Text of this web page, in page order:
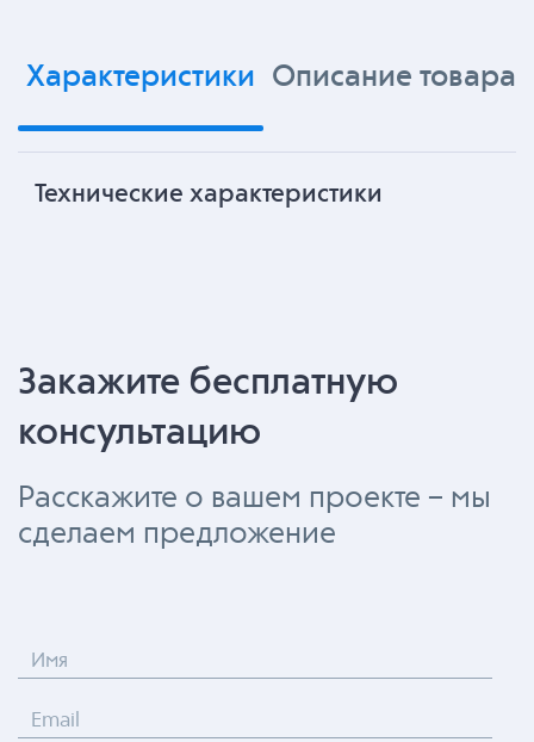
Характеристики Описание товара
Технические характеристики
Закажите бесплатную
консультацию
Расскажите о вашем проекте – мы
сделаем предложение
Имя
Email